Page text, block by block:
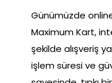
Günümüzde
Maximum Kart,
şekilde alışveriş
işlem süresi ve